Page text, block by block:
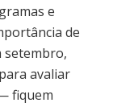
e
de
setembro,
avaliar
fiquem